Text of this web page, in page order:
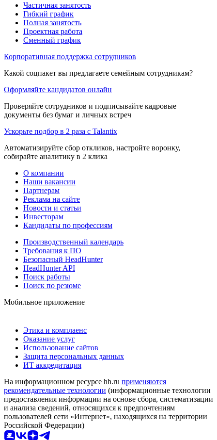
Частичная занятость
Гибкий график
Полная занятость
Проектная работа
Сменный график
Корпоративная поддержка сотрудников
Какой соцпакет вы предлагаете семейным сотрудникам?
Оформляйте кандидатов онлайн
Проверяйте сотрудников и подписывайте кадровые
документы без бумаг и личных встреч
Ускорьте подбор в 2 раза с Talantix
Автоматизируйте сбор откликов, настройте воронку,
собирайте аналитику в 2 клика
О компании
Наши вакансии
Партнерам
Реклама на сайте
Новости и статьи
Инвесторам
Кандидаты по профессиям
Производственный календарь
Требования к ПО
Безопасный HeadHunter
HeadHunter API
Поиск работы
Поиск по резюме
Мобильное приложение
Этика и комплаенс
Оказание услуг
Использование сайтов
Защита персональных данных
ИТ аккредитация
На информационном ресурсе hh.ru применяются
рекомендательные технологии (информационные технологии
предоставления информации на основе сбора, систематизации
и анализа сведений, относящихся к предпочтениям
пользователей сети «Интернет», находящихся на территории
Российской Федерации)